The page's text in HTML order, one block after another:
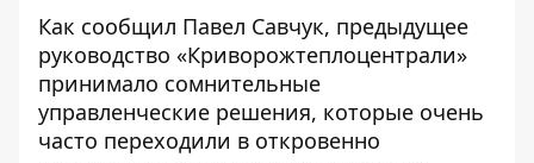
Как сообщил Павел Савчук, предыдущее
руководство «Криворожтеплоцентрали»
принимало сомнительные
управленческие решения, которые очень
часто переходили в откровенно